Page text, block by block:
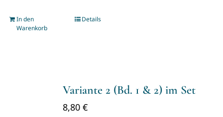
In den
Warenkorb
Details
Variante 2 (Bd. 1 & 2) im Set
8,80 €